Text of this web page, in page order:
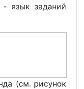
- язык заданий
(см. рисунок